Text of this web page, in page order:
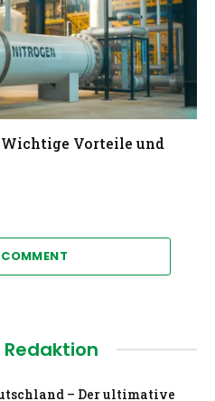
Vorteile und
– Der ultimative